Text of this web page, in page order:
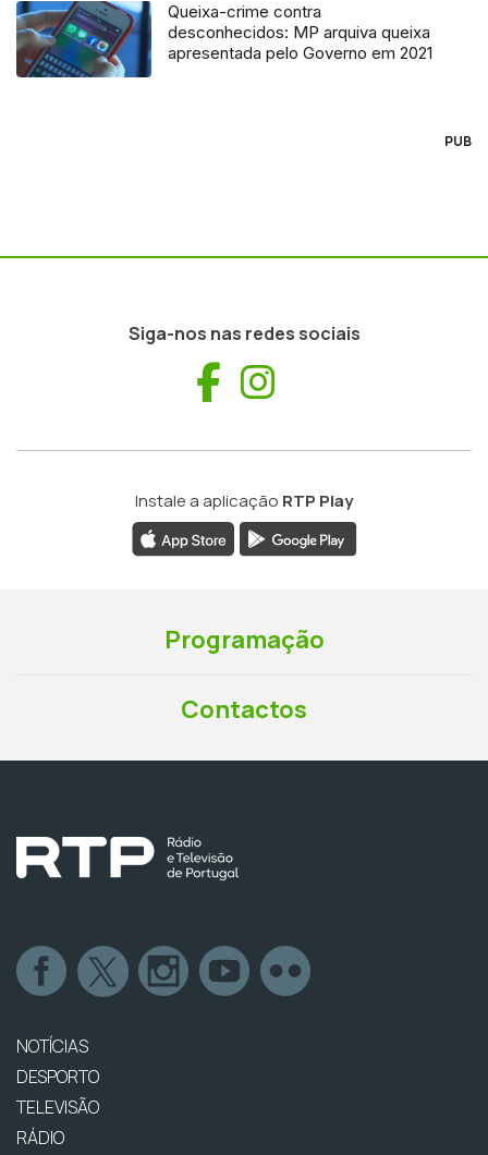
Queixa-crime contra
desconhecidos: MP arquiva queixa
apresentada pelo Governo em 2021
PUB
Siga-nos nas redes sociais
Facebook
Instale a aplicação RTP Play
Programação
Contactos
NOTÍCIAS
DESPORTO
TELEVISÃO
RÁDIO